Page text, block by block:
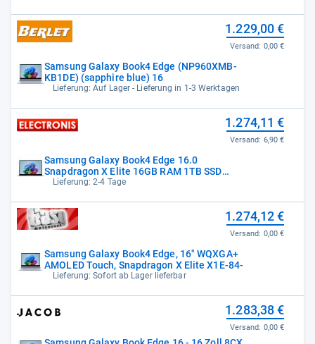
Samsung Galaxy Book4 Edge (NP960XMB-
KB1DE) (sapphire blue) 16
Lieferung: Auf Lager - Lieferung in 1-3 Werktagen
1.229,00 €
Versand: 0,00 €
Samsung Galaxy Book4 Edge 16.0
Snapdragon X Elite 16GB RAM 1TB SSD
Win11Home -
Lieferung: 2-4 Tage
1.274,11 €
Versand: 6,90 €
Samsung Galaxy Book4 Edge, 16" WQXGA+
AMOLED Touch, Snapdragon X Elite X1E-84-
Lieferung: Sofort ab Lager lieferbar
1.274,12 €
Versand: 0,00 €
1.283,38 €
Versand: 0,00 €